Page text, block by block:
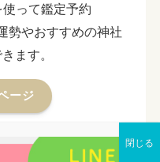
って鑑定予約
勢やおすすめの神社
ます。
ージ